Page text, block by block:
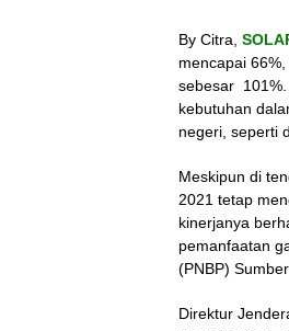
By Citra,
mencapai
sebesar
kebutuhan
negeri, seperti
Meskipun di
2021 tetap
kinerjanya
pemanfaatan
(PNBP)
Direktur